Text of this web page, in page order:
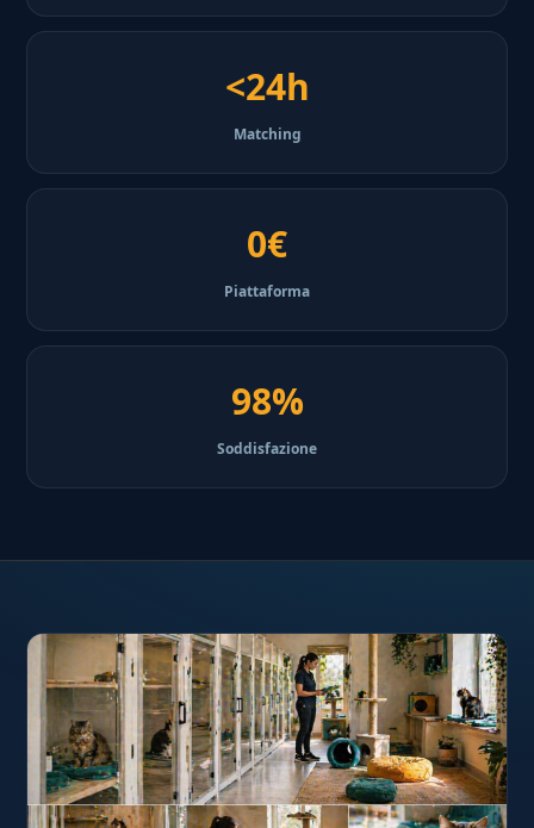
<24h
Matching
0€
Piattaforma
98%
Soddisfazione